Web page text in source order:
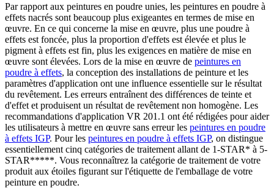
Par rapport aux peintures en poudre unies, les peintures en poudre à
effets nacrés sont beaucoup plus exigeantes en termes de mise en
œuvre. En ce qui concerne la mise en œuvre, plus une poudre à
effets est foncée, plus la proportion d'effets est élevée et plus le
pigment à effets est fin, plus les exigences en matière de mise en
œuvre sont élevées. Lors de la mise en œuvre de peintures en
poudre à effets, la conception des installations de peinture et les
paramètres d'application ont une influence essentielle sur le résultat
du revêtement. Les erreurs entraînent des différences de teinte et
d'effet et produisent un résultat de revêtement non homogène. Les
recommandations d'application VR 201.1 ont été rédigées pour aider
les utilisateurs à mettre en œuvre sans erreur les peintures en poudre
à effets IGP. Pour les peintures en poudre à effets IGP, on distingue
essentiellement cinq catégories de traitement allant de 1-STAR* à 5-
STAR*****. Vous reconnaîtrez la catégorie de traitement de votre
produit aux étoiles figurant sur l'étiquette de l'emballage de votre
peinture en poudre.